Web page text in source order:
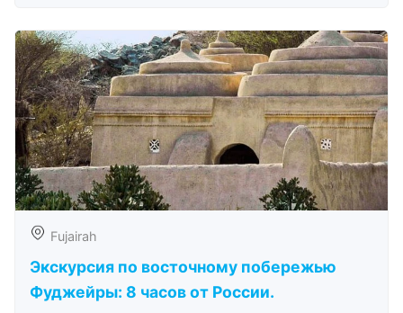
Fujairah
Экскурсия по восточному побережью
Фуджейры: 8 часов от России.